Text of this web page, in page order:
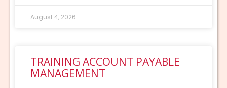
August 4, 2026
TRAINING ACCOUNT PAYABLE
MANAGEMENT